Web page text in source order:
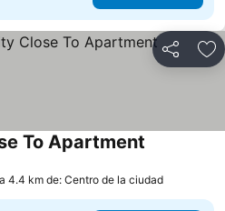
Compartir
To Apartment
a 4.4 km de: Centro de la ciudad